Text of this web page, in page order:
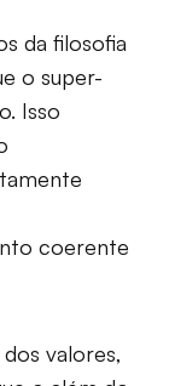
da filosofia
o super-
Isso
coerente
valores,